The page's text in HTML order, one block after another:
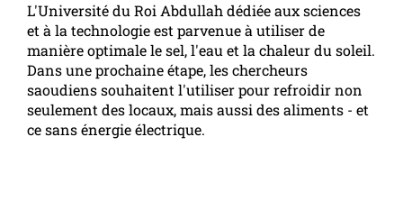
L'Université du Roi Abdullah dédiée aux sciences
et à la technologie est parvenue à utiliser de
manière optimale le sel, l'eau et la chaleur du soleil.
Dans une prochaine étape, les chercheurs
saoudiens souhaitent l'utiliser pour refroidir non
seulement des locaux, mais aussi des aliments - et
ce sans énergie électrique.